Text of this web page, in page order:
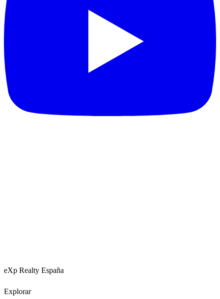
eXp Realty España
Explorar